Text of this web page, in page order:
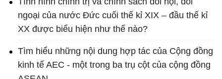
ngoại của nước Đức cuối thế kỉ XIX – đầu thế kỉ
XX được biểu hiện như thế nào?
Tìm hiểu những nội dung hợp tác của Cộng đồng
kinh tế AEC - một trong ba trụ cột của cộng đồng